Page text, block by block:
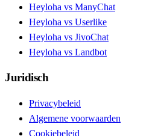
Heyloha vs ManyChat
Heyloha vs Userlike
Heyloha vs JivoChat
Heyloha vs Landbot
Juridisch
Privacybeleid
Algemene voorwaarden
Cookiebeleid